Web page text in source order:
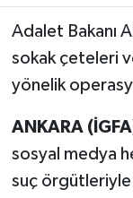
Adalet Bakanı
sokak çeteleri
yönelik
ANKARA
sosyal medya
suç örgütleriyle